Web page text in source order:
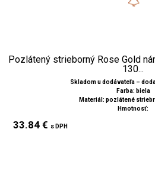
Pozlátený strieborný Rose Gold
130...
Skladom u dodávateľa –
Farba: biela
Materiál: pozlátené
Hmotnosť:
33.84 € s DPH